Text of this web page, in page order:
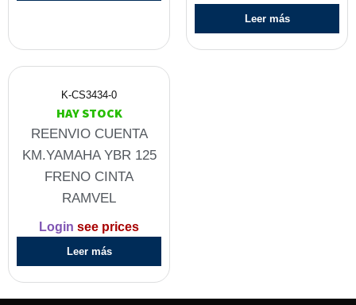
Leer más
K-CS3434-0
HAY STOCK
REENVIO CUENTA
KM.YAMAHA YBR 125
FRENO CINTA
RAMVEL
Login see prices
Leer más